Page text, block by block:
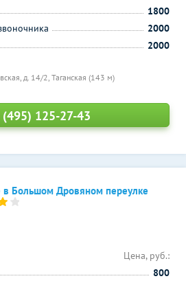
д. 14/2, Таганская (143 м)
1800
2000
2000
(495) 125-27-43
в Большом Дровяном переулке
Цена, руб.:
800